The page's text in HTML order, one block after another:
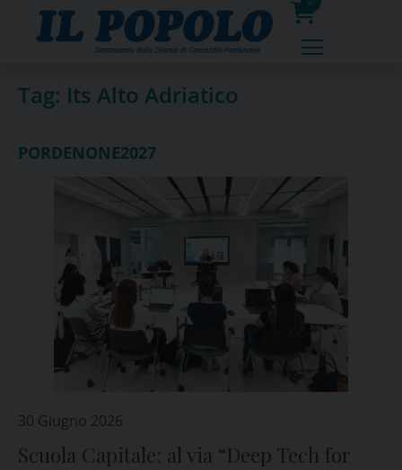
0
prodotti
Tag: Its Alto Adriatico
PORDENONE2027
30 Giugno 2026
Scuola Capitale: al via “Deep Tech for